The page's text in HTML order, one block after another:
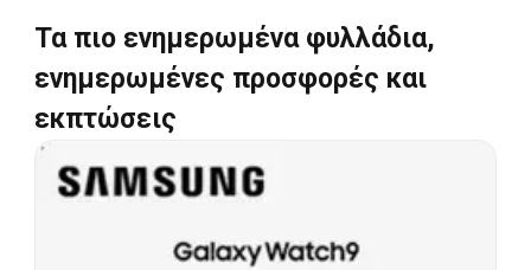
Τα πιο ενημερωμένα φυλλάδια,
ενημερωμένες προσφορές και
εκπτώσεις